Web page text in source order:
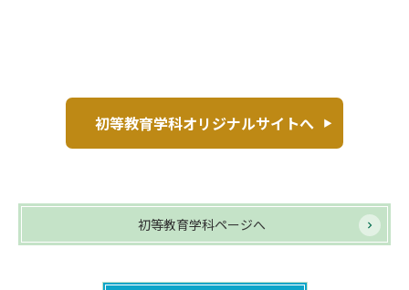
初等教育学科オリジナルサイトへ
初等教育学科ページへ